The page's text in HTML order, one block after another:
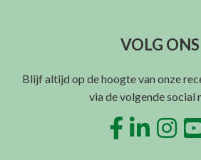
VOLG ONS
Blijf altijd op de hoogte van onze
via de volgende social